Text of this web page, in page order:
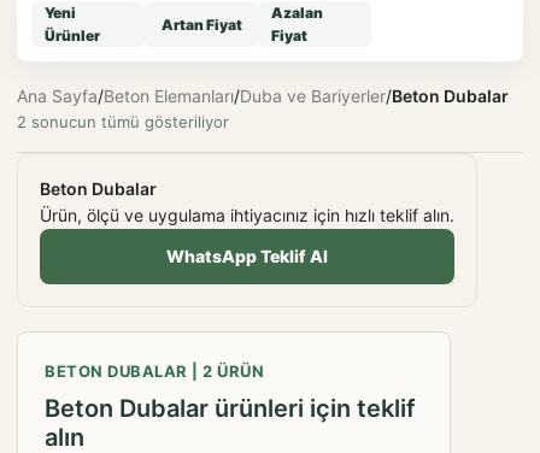
Yeni
Ürünler
Artan Fiyat
Azalan
Fiyat
Ana Sayfa/Beton Elemanları/Duba ve Bariyerler/Beton Dubalar
2 sonucun tümü gösteriliyor
Beton Dubalar
Ürün, ölçü ve uygulama ihtiyacınız için hızlı teklif alın.
WhatsApp Teklif Al
BETON DUBALAR | 2 ÜRÜN
Beton Dubalar ürünleri için teklif
alın